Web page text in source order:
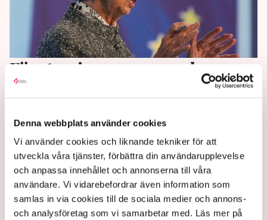
Denna webbplats använder cookies
Vi använder cookies och liknande tekniker för att
utveckla våra tjänster, förbättra din användarupplevelse
och anpassa innehållet och annonserna till våra
användare. Vi vidarebefordrar även information som
samlas in via cookies till de sociala medier och annons-
och analysföretag som vi samarbetar med. Läs mer på
Företag i eurozonen planerar
för prislyft
Företag i eurozonen räknar med höjda
insatsvaror till följd av Irankriget, enligt en enkät
gjord av Europeiska centralbanken.
3 months ago |